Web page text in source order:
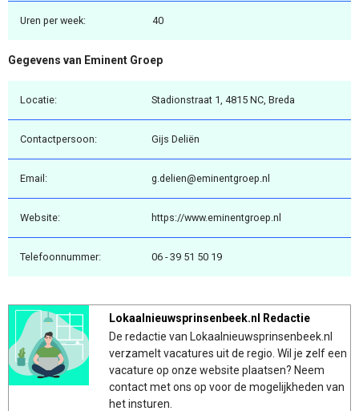
Uren per week: 40
Gegevens van Eminent Groep
Locatie: Stadionstraat 1, 4815 NC, Breda
Contactpersoon: Gijs Deliën
Email: g.delien@eminentgroep.nl
Website: https://www.eminentgroep.nl
Telefoonnummer: 06 - 39 51 50 19
Lokaalnieuwsprinsenbeek.nl Redactie
De redactie van Lokaalnieuwsprinsenbeek.nl
verzamelt vacatures uit de regio. Wil je zelf een
vacature op onze website plaatsen? Neem
contact met ons op voor de mogelijkheden van
het insturen.